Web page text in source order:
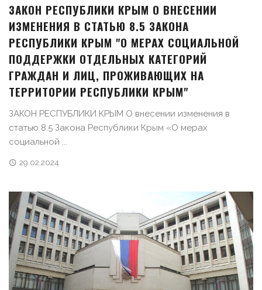
ЗАКОН РЕСПУБЛИКИ КРЫМ О ВНЕСЕНИИ
ИЗМЕНЕНИЯ В СТАТЬЮ 8.5 ЗАКОНА
РЕСПУБЛИКИ КРЫМ "О МЕРАХ СОЦИАЛЬНОЙ
ПОДДЕРЖКИ ОТДЕЛЬНЫХ КАТЕГОРИЙ
ГРАЖДАН И ЛИЦ, ПРОЖИВАЮЩИХ НА
ТЕРРИТОРИИ РЕСПУБЛИКИ КРЫМ"
ЗАКОН РЕСПУБЛИКИ КРЫМ О внесении изменения в
статью 8.5 Закона Республики Крым «О мерах
социальной ...
29.02.2024